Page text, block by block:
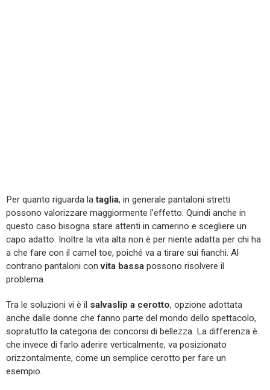
Per quanto riguarda lataglia, in generale pantaloni stretti
possono valorizzare maggiormente l’effetto. Quindi anche in
questo caso bisogna stare attenti in camerino e scegliere un
capo adatto. Inoltre la vita alta non è per niente adatta per chi ha
a che fare con il camel toe, poiché va a tirare sui fianchi. Al
contrario pantaloni convita bassa possono risolvere il
problema.
Tra le soluzioni vi è il salvaslip a cerotto, opzione adottata
anche dalle donne che fanno parte del mondo dello spettacolo,
sopratutto la categoria dei concorsi di bellezza. La differenza è
che invece di farlo aderire verticalmente, va posizionato
orizzontalmente, come un semplice cerotto per fare un
esempio.